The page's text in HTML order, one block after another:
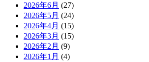
2026年6月 (27)
2026年5月 (24)
2026年4月 (15)
2026年3月 (15)
2026年2月 (9)
2026年1月 (4)